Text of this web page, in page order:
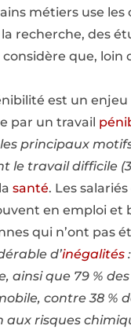
métiers use
recherche, des
considère que,
est un
par un travail
principaux
le travail difficile
santé. Les
en emploi
qui n’ont pas
d’inégalités:
ainsi que 79 %
contre 38 %
aux risques